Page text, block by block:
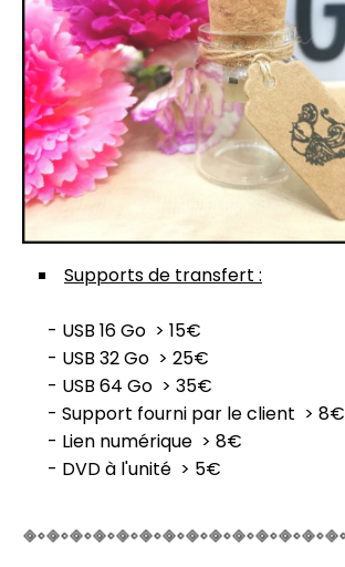
Supports de transfert :
- USB 16 Go > 15€
- USB 32 Go > 25€
- USB 64 Go > 35€
- Support fourni par le client > 8€
- Lien numérique > 8€
- DVD à l'unité > 5€